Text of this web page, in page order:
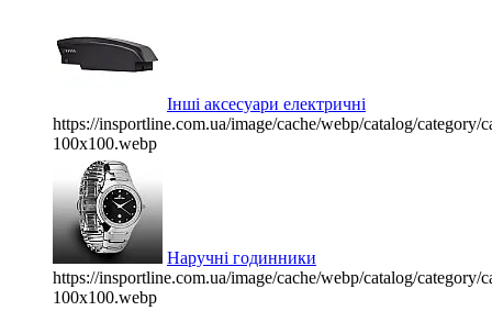
Інші аксесуари електричні
https://insportline.com.ua/image/cache/webp/catalog/category/
100x100.webp
Наручні годинники
https://insportline.com.ua/image/cache/webp/catalog/category/
100x100.webp